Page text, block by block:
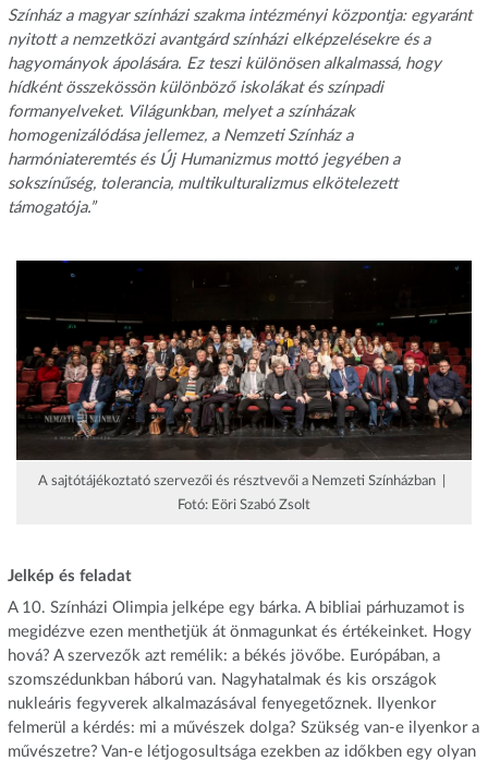
Színház a magyar színházi szakma intézményi központja: egyaránt
nyitott a nemzetközi avantgárd színházi elképzelésekre és a
hagyományok ápolására. Ez teszi különösen alkalmassá, hogy
hídként összekössön különböző iskolákat és színpadi
formanyelveket. Világunkban, melyet a színházak
homogenizálódása jellemez, a Nemzeti Színház a
harmóniateremtés és Új Humanizmus mottó jegyében a
sokszínűség, tolerancia, multikulturalizmus elkötelezett
támogatója.”
A sajtótájékoztató szervezői és résztvevői a Nemzeti Színházban |
Fotó: Eöri Szabó Zsolt
Jelkép és feladat
A 10. Színházi Olimpia jelképe egy bárka. A bibliai párhuzamot is
megidézve ezen menthetjük át önmagunkat és értékeinket. Hogy
hová? A szervezők azt remélik: a békés jövőbe. Európában, a
szomszédunkban háború van. Nagyhatalmak és kis országok
nukleáris fegyverek alkalmazásával fenyegetőznek. Ilyenkor
felmerül a kérdés: mi a művészek dolga? Szükség van-e ilyenkor a
művészetre? Van-e létjogosultsága ezekben az időkben egy olyan